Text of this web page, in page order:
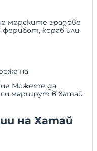
морските градове
ферибот, кораб или
на
Можете да
си маршрут в Хатай
на Хатай